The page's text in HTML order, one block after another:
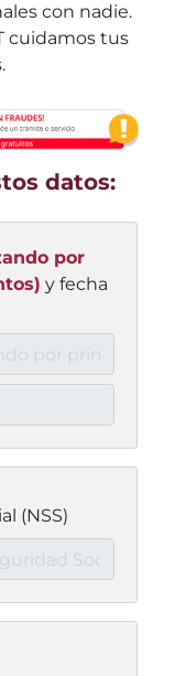
con nadie.
cuidamos tus
datos:
por
y fecha
(NSS)